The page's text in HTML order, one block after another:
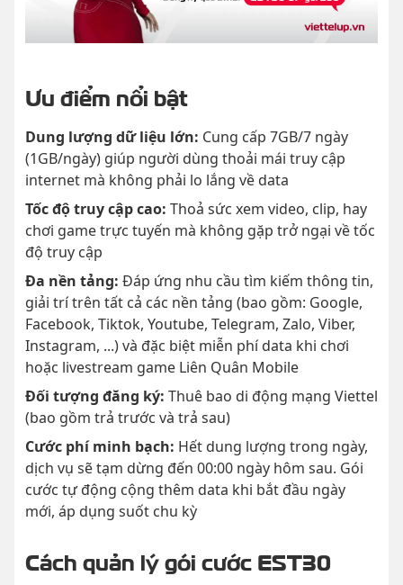
Ưu điểm nổi bật
Dung lượng dữ liệu lớn: Cung cấp 7GB/7 ngày
(1GB/ngày) giúp người dùng thoải mái truy cập
internet mà không phải lo lắng về data
Tốc độ truy cập cao: Thoả sức xem video, clip, hay
chơi game trực tuyến mà không gặp trở ngại về tốc
độ truy cập
Đa nền tảng: Đáp ứng nhu cầu tìm kiếm thông tin,
giải trí trên tất cả các nền tảng (bao gồm: Google,
Facebook, Tiktok, Youtube, Telegram, Zalo, Viber,
Instagram, ...) và đặc biệt miễn phí data khi chơi
hoặc livestream game Liên Quân Mobile
Đối tượng đăng ký: Thuê bao di động mạng Viettel
(bao gồm trả trước và trả sau)
Cước phí minh bạch: Hết dung lượng trong ngày,
dịch vụ sẽ tạm dừng đến 00:00 ngày hôm sau. Gói
cước tự động cộng thêm data khi bắt đầu ngày
mới, áp dụng suốt chu kỳ
Cách quản lý gói cước EST30